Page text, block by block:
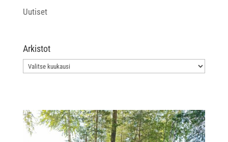
Uutiset
Arkistot
Arkistot